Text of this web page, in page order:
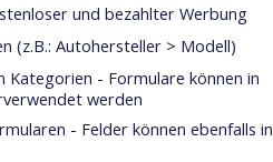
und bezahlter Werbung
(z.B.: Autohersteller > Modell)
Kategorien - Formulare können in
werden
- Felder können ebenfalls in